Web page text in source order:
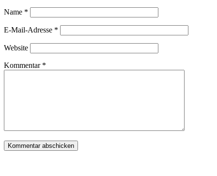
Name *
E-Mail-Adresse *
Website
Kommentar *